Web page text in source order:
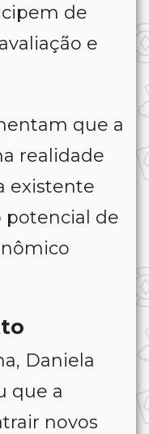
de
e
que a
realidade
existente
de
Daniela
que a
novos